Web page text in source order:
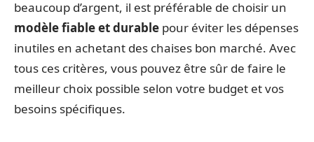
beaucoup d’argent, il est préférable de choisir un
modèle fiable et durable pour éviter les dépenses
inutiles en achetant des chaises bon marché. Avec
tous ces critères, vous pouvez être sûr de faire le
meilleur choix possible selon votre budget et vos
besoins spécifiques.